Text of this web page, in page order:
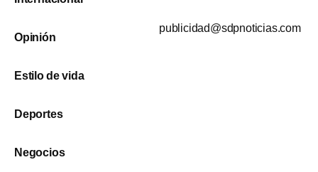
Opinión
Estilo de vida
Deportes
Negocios
publicidad@sdpnoticias.com